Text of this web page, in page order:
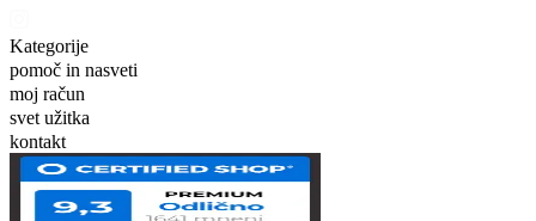
Kategorije
pomoč in nasveti
moj račun
svet užitka
kontakt